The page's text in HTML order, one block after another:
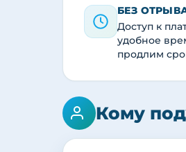
БЕЗ
Доступ к
удобное
продлим
Кому